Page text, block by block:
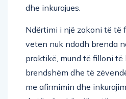
dhe inkurajues.
Ndërtimi i një zakoni të të
veten nuk ndodh brenda
praktikë, mund të filloni
brendshëm dhe të
me afirmimin dhe